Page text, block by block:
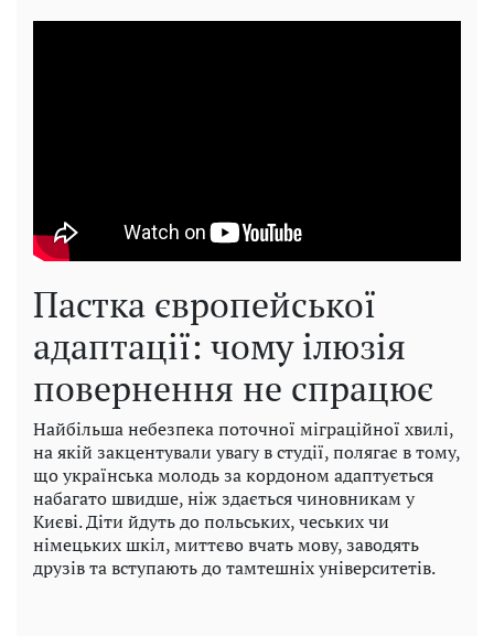
Пастка європейської
адаптації: чому ілюзія
повернення не спрацює
Найбільша небезпека поточної міграційної хвилі,
на якій закцентували увагу в студії, полягає в тому,
що українська молодь за кордоном адаптується
набагато швидше, ніж здається чиновникам у
Києві. Діти йдуть до польських, чеських чи
німецьких шкіл, миттєво вчать мову, заводять
друзів та вступають до тамтешніх університетів.